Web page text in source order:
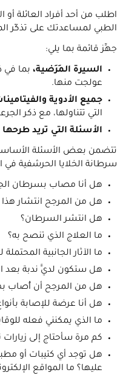
اطلب من أحد أفراد العائلة
الطبي لمساعدتك على تذكّر
جهِّز قائمة بما يلي:
السيرة المَرَضية، بما في
عولجت منها.
جميع الأدوية
التي تتناولها، مع ذكر
الأسئلة التي تريد طرحها
تتضمن بعض الأسئلة
سرطانة الخلايا الحرشفية في
هل أنا مصاب بسرطان
هل من المرجح انتشار
هل انتشر السرطان؟
ما العلاج الذي تنصح به؟
ما الآثار الجانبية
هل ستكون لديَّ ندبة بعد
هل من المرجح أن أُصاب
هل أنا عرضة للإصابة
ما الذي يمكنني فعله
كم مرة سأحتاج إلى زيارات
هل توجد أي كتيبات أو
عليها؟ ما المواقع